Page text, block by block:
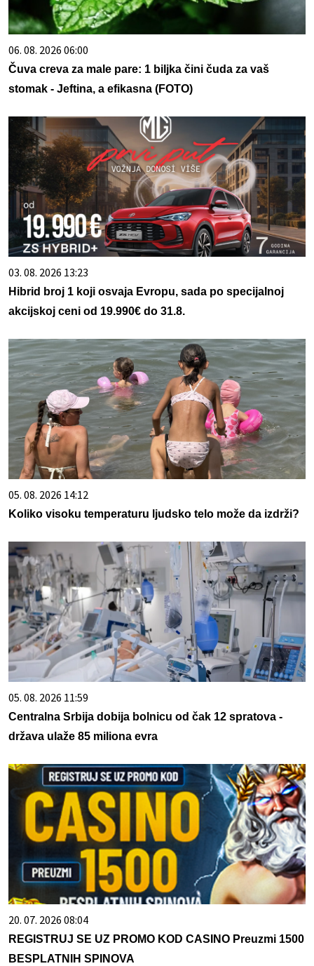
06. 08. 2026 06:00
Čuva creva za male pare: 1 biljka čini čuda za vaš
stomak - Jeftina, a efikasna (FOTO)
03. 08. 2026 13:23
Hibrid broj 1 koji osvaja Evropu, sada po specijalnoj
akcijskoj ceni od 19.990€ do 31.8.
05. 08. 2026 14:12
Koliko visoku temperaturu ljudsko telo može da izdrži?
05. 08. 2026 11:59
Centralna Srbija dobija bolnicu od čak 12 spratova -
država ulaže 85 miliona evra
20. 07. 2026 08:04
REGISTRUJ SE UZ PROMO KOD CASINO Preuzmi 1500
BESPLATNIH SPINOVA